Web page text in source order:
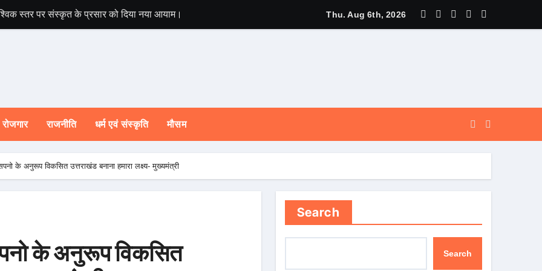
स्तर पर संस्कृत के प्रसार को दिया नया आयाम। मुख्यमंत्री ने प्रदान की विभिन्न विकास योजनाओं एवं निर्माण कार्यों के लिए ₹ 5 करोड़ की वित्तीय
Thu. Aug 6th, 2026
रोजगार राजनीति धर्म एवं संस्कृति मौसम
के अनुरूप विकसित उत्तराखंड बनाना हमारा लक्ष्य- मुख्यमंत्री
के अनुरूप विकसित
Search
Search